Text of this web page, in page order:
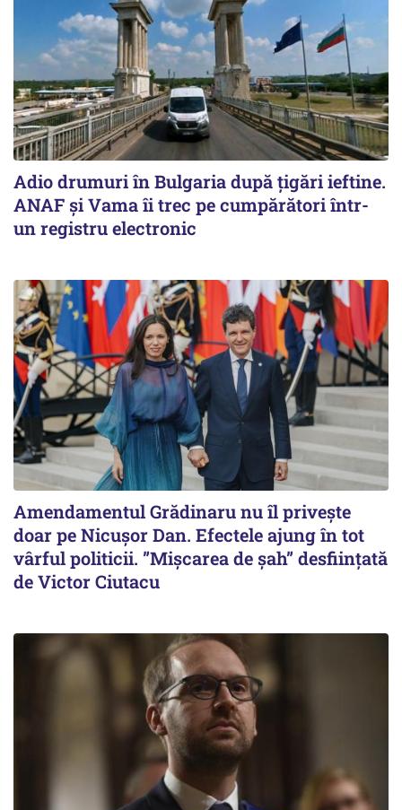
Adio drumuri în Bulgaria după țigări ieftine.
ANAF și Vama îi trec pe cumpărători într-
un registru electronic
Amendamentul Grădinaru nu îl privește
doar pe Nicușor Dan. Efectele ajung în tot
vârful politicii. ”Mișcarea de șah” desființată
de Victor Ciutacu